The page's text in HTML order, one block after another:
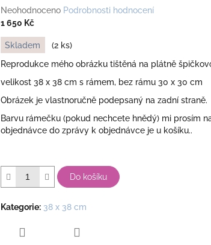
Průměrné
hodnocení
je
0,0
z
5
hvězdiček.
Neohodnoceno Podrobnosti hodnocení
1 650 Kč
Měrná
cena:
Skladem
(2 ks)
Reprodukce mého obrázku tištěná na plátně
velikost 38 x 38 cm s rámem, bez rámu 30 x 30 cm
Obrázek je vlastnoručně podepsaný na zadní straně.
Barvu rámečku (pokud nechcete hnědý) mi prosím
objednávce do zprávy k objednávce je u košíku..
Do košíku
Kategorie: 38 x 38 cm